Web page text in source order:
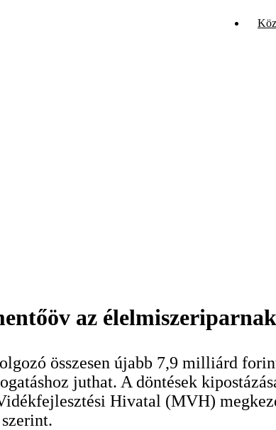
az élelmiszeriparnak
összesen újabb 7,9 milliárd
juthat. A döntések
Hivatal (MVH)